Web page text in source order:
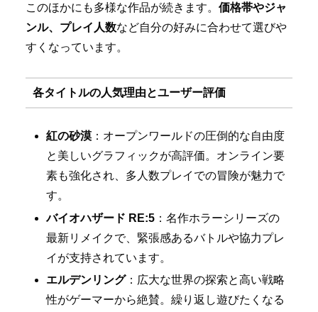
このほかにも多様な作品が続きます。 価格帯やジャ
ンル、プレイ人数など自分の好みに合わせて選びや
すくなっています。
各タイトルの人気理由とユーザー評価
紅の砂漠 ：オープンワールドの圧倒的な自由度
と美しいグラフィックが高評価。オンライン要
素も強化され、多人数プレイでの冒険が魅力で
す。
バイオハザード RE:5 ：名作ホラーシリーズの
最新リメイクで、緊張感あるバトルや協力プレ
イが支持されています。
エルデンリング：広大な世界の探索と高い戦略
性がゲーマーから絶賛。繰り返し遊びたくなる